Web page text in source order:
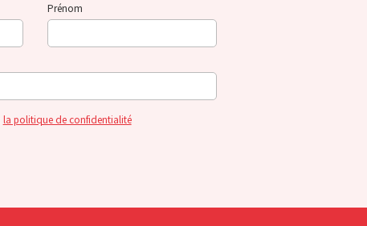
Prénom
la politique de confidentialité